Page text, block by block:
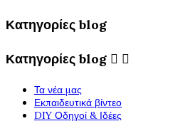
Κατηγορίες blog
Κατηγορίες blog  
Τα νέα μας
Εκπαιδευτικά βίντεο
DIY Οδηγοί & Ιδέες